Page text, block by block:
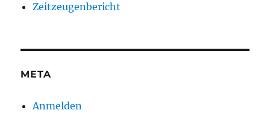
Zeitzeugenbericht
META
Anmelden